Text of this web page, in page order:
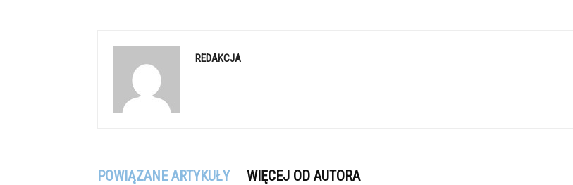
REDAKCJA
POWIĄZANE ARTYKUŁY WIĘCEJ OD AUTORA